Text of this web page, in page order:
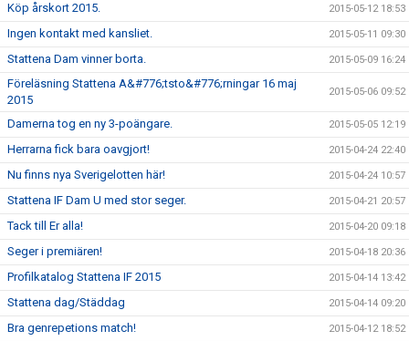
Köp årskort 2015. 2015-05-12 18:53
Ingen kontakt med kansliet. 2015-05-11 09:30
Stattena Dam vinner borta. 2015-05-09 16:24
Föreläsning Stattena A&#776;tsto&#776;rningar 16 maj
2015
2015-05-06 09:52
Damerna tog en ny 3-poängare. 2015-05-05 12:19
Herrarna fick bara oavgjort! 2015-04-24 22:40
Nu finns nya Sverigelotten här! 2015-04-24 10:57
Stattena IF Dam U med stor seger. 2015-04-21 20:57
Tack till Er alla! 2015-04-20 09:18
Seger i premiären! 2015-04-18 20:36
Profilkatalog Stattena IF 2015 2015-04-14 13:42
Stattena dag/Städdag 2015-04-14 09:20
Bra genrepetions match! 2015-04-12 18:52